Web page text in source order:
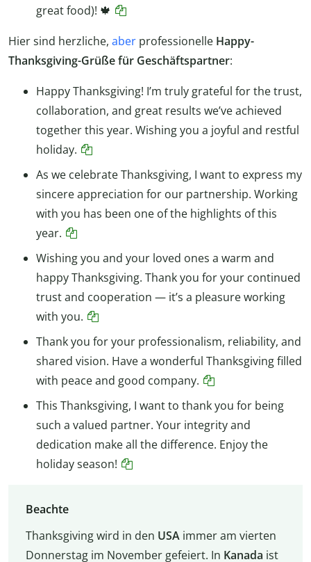
great food)! 🍁
Hier sind herzliche, aber professionelle Happy-
Thanksgiving-Grüße für Geschäftspartner:
Happy Thanksgiving! I’m truly grateful for the trust,
collaboration, and great results we’ve achieved
together this year. Wishing you a joyful and restful
holiday.
As we celebrate Thanksgiving, I want to express my
sincere appreciation for our partnership. Working
with you has been one of the highlights of this
year.
Wishing you and your loved ones a warm and
happy Thanksgiving. Thank you for your continued
trust and cooperation — it’s a pleasure working
with you.
Thank you for your professionalism, reliability, and
shared vision. Have a wonderful Thanksgiving filled
with peace and good company.
This Thanksgiving, I want to thank you for being
such a valued partner. Your integrity and
dedication make all the difference. Enjoy the
holiday season!
Beachte
Thanksgiving wird in den USAimmer am vierten
Donnerstag im November gefeiert. In Kanada ist